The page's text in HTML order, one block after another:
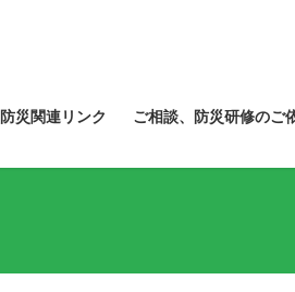
防災関連リンク ご相談、防災研修のご